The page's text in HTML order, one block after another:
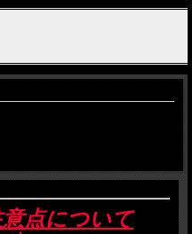
点について